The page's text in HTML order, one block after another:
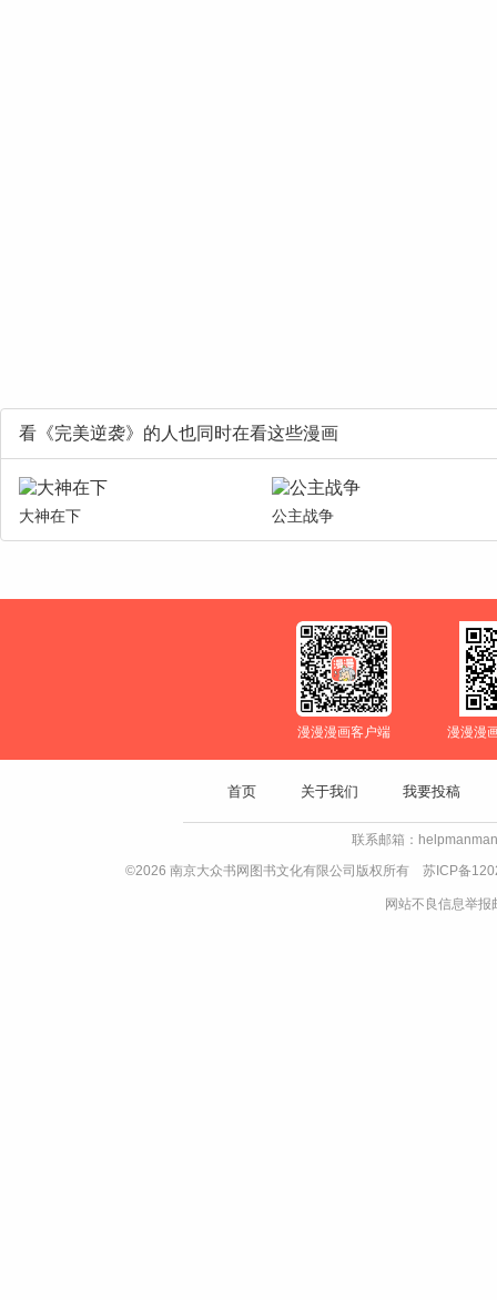
看《完美逆袭》的人也同时在看这些漫画
大神在下 公主战争
漫漫漫画客户端 漫漫漫
首页 关于我们 我要投稿
联系邮箱：
©2026 南京大众书网图书文化有限公司版权所有 苏ICP备
网站不良信息举